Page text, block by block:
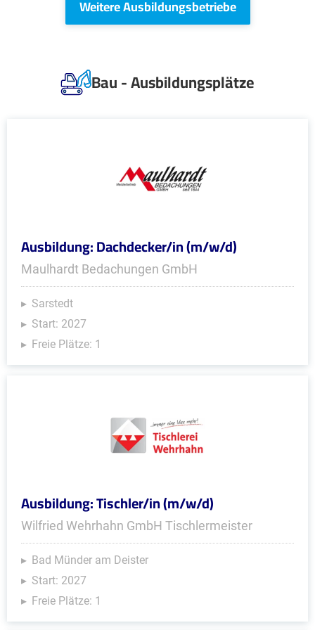
Weitere Ausbildungsbetriebe
Bau - Ausbildungsplätze
Ausbildung: Dachdecker/in (m/w/d)
Maulhardt Bedachungen GmbH
Sarstedt
Start: 2027
Freie Plätze: 1
Ausbildung: Tischler/in (m/w/d)
Wilfried Wehrhahn GmbH Tischlermeister
Bad Münder am Deister
Start: 2027
Freie Plätze: 1